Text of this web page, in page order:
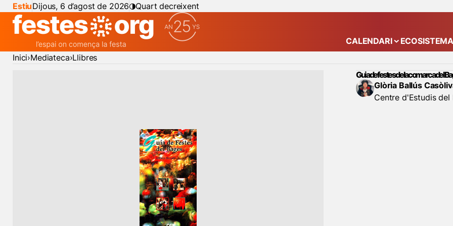
EstiuDijous, 6 d’agost de 2026 Quart decreixent
CALENDARI Mostra el
ECOSISTEMA
Inici Mediateca Llibres
Guia de festes de la comarca del
Glòria Ballús
Centre d'Estudis del